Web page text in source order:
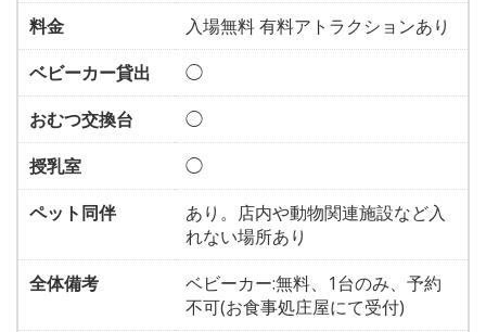
料金
入場無料 有料アトラクションあり
ベビーカー貸出
◯
おむつ交換台
◯
授乳室
◯
ペット同伴
あり。店内や動物関連施設など入
れない場所あり
全体備考
ベビーカー:無料、1台のみ、予約
不可(お食事処庄屋にて受付)